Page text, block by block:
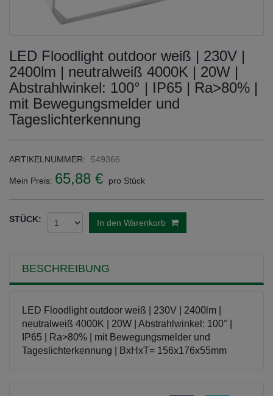
LED Floodlight outdoor weiß | 230V |
2400lm | neutralweiß 4000K | 20W |
Abstrahlwinkel: 100° | IP65 | Ra>80% |
mit Bewegungsmelder und
Tageslichterkennung
ARTIKELNUMMER: 549366
Mein Preis: 65,88 € pro Stück
STÜCK: In den Warenkorb
BESCHREIBUNG
LED Floodlight outdoor weiß | 230V | 2400lm |
neutralweiß 4000K | 20W | Abstrahlwinkel: 100° |
IP65 | Ra>80% | mit Bewegungsmelder und
Tageslichterkennung | BxHxT= 156x176x55mm